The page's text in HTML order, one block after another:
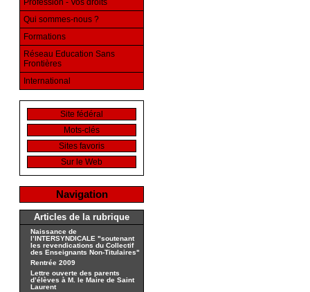
Qui sommes-nous ?
Formations
Réseau Education Sans
Frontières
International
Site fédéral
Mots-clés
Sites favoris
Sur le Web
Navigation
Articles de la rubrique
Naissance de
l’INTERSYNDICALE "soutenant
les revendications du Collectif
des Enseignants Non-Titulaires"
Rentrée 2009
Lettre ouverte des parents
d’élèves à M. le Maire de Saint
Laurent